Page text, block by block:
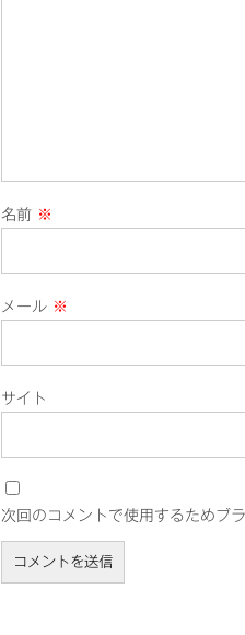
名前 ※
メール ※
サイト
次回のコメントで使用するためブ